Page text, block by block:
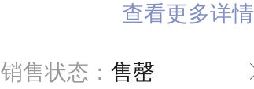
查看更多详情
销售状态： 售罄